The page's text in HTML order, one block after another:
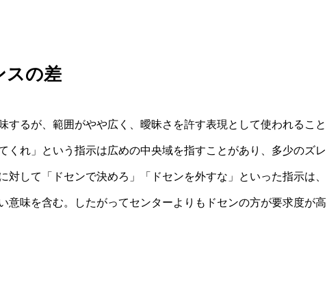
スの差
するが、範囲がやや広く、曖昧さを許す表現として使われること
くれ」という指示は広めの中央域を指すことがあり、多少のズレ
対して「ドセンで決めろ」「ドセンを外すな」といった指示は、
意味を含む。したがってセンターよりもドセンの方が要求度が高